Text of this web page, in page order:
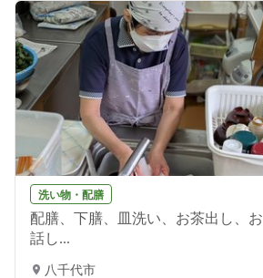
洗い物・配膳
配膳、下膳、皿洗い、お茶出し、お
話し...
八千代市